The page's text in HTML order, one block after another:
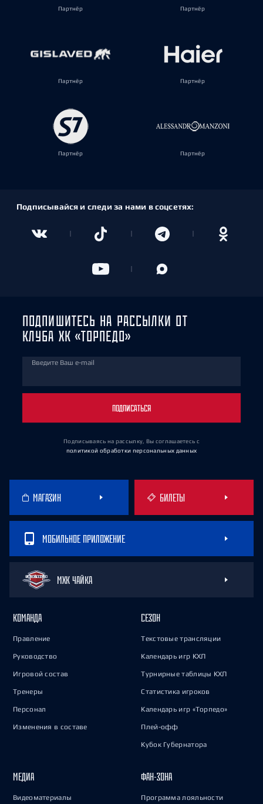
Партнёр Партнёр
Партнёр Партнёр
Партнёр Партнёр
Подписывайся и следи за нами в соцсетях:
ПОДПИШИТЕСЬ НА РАССЫЛКИ ОТ
КЛУБА ХК «ТОРПЕДО»
Введите Ваш e-mail
ПОДПИСАТЬСЯ
Подписываясь на рассылку, Вы соглашаетесь с
политикой обработки персональных данных
МАГАЗИН БИЛЕТЫ
МОБИЛЬНОЕ ПРИЛОЖЕНИЕ
МХК ЧАЙКА
КОМАНДА
Правление
Руководство
Игровой состав
Тренеры
Персонал
Изменения в составе
СЕЗОН
Текстовые трансляции
Календарь игр КХЛ
Турнирные таблицы КХЛ
Статистика игроков
Календарь игр «Торпедо»
Плей-офф
Кубок Губернатора
МЕДИА
Видеоматериалы
ФАН-ЗОНА
Программа лояльности